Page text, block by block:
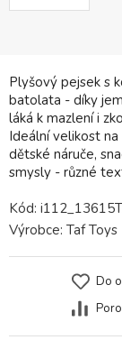
Plyšový pejsek s
batolata - díky
láká k mazlení i
Ideální velikost
dětské náruče,
smysly - různé
Kód:
Výrobce: Taf Toys
Do